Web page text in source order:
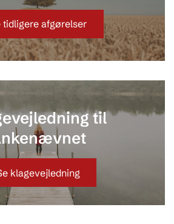
tidligere afgørelser
til
klagevejledning